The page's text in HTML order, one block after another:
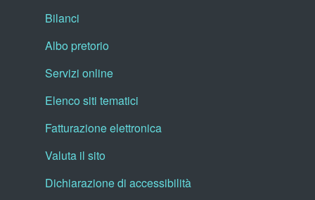
Bilanci
Albo pretorio
Servizi online
Elenco siti tematici
Fatturazione elettronica
Valuta il sito
Dichiarazione di accessibilità